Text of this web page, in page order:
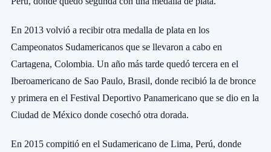
En 2013 volvió a recibir otra medalla de plata en los
Campeonatos Sudamericanos que se llevaron a cabo en
Cartagena, Colombia. Un año más tarde quedó tercera en el
Iberoamericano de Sao Paulo, Brasil, donde recibió la de bronce
y primera en el Festival Deportivo Panamericano que se dio en la
Ciudad de México donde cosechó otra dorada.
En 2015 compitió en el Sudamericano de Lima, Perú, donde